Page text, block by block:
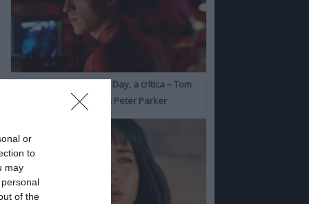
or
to
may
of the
Spider-Man: Brand New Day, a crítica – Tom
Holland consolida o seu Peter Parker